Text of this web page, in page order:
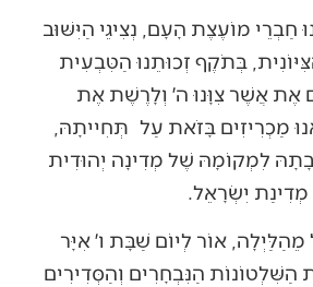
חַבְרֵי מוֹעֶצֶת הָעָם, נְצִיגֵי הַיִּשּׁוּב
בְּתֹקֶף זְכוּתֵנוּ הַטִּבְעִית
אֶת אֲשֶׁר צִוָּנוּ ה׳ וְלָרֶשֶׁת אֶת
מַכְרִיזִים בָּזֹאת עַל תְּחִייתָהּ,
לִמְקוֹמָהּ שֶׁל מְדִינָה יְהוּדִית
יִשְׂרָאֵל.
אוֹר לְיוֹם שַׁבָּת ו׳ אִיָּר
הַנִּבְחָרִים וְהַסְּדִירִים